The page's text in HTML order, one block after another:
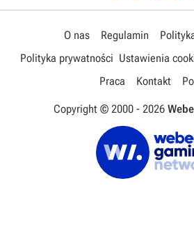
O nas Regulamin
Polityka prywatności Ustawienia
Praca
Kontakt
Copyright © 2000 - 2026